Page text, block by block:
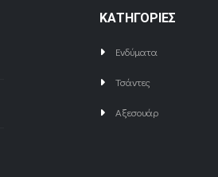
ΚΑΤΗΓΟΡΙΕΣ
Ενδύματα
Τσάντες
Αξεσουάρ